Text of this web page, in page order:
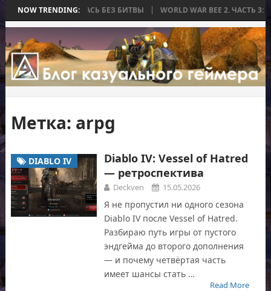
NOW TRENDING:
КОТОРАЯ ЗАКОНЧИЛАСЬ БЕЗ БИТВЫ WORLD WAR BEE 2. ЧАСТЬ
Метка: arpg
DIABLO IV
Diablo IV: Vessel of Hatred
— ретроспектива
Deckven 15.05.2026
Я не пропустил ни одного сезона
Diablo IV после Vessel of Hatred.
Разбираю путь игры от пустого
эндгейма до второго дополнения
— и почему четвёртая часть
имеет шансы стать …
Read More